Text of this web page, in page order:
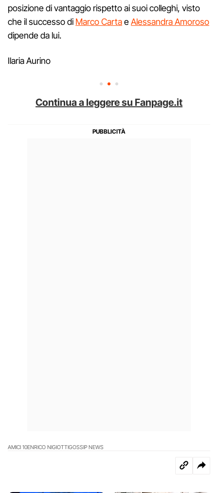
posizione di vantaggio rispetto ai suoi colleghi, visto
che il successo di Marco CartaeAlessandra Amoroso
dipende da lui.
Ilaria Aurino
Continua a leggere su Fanpage.it
AMICI 10ENRICO NIGIOTTIGOSSIP NEWS